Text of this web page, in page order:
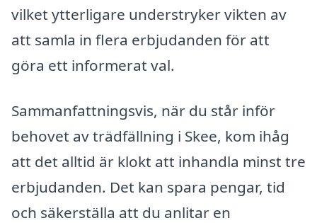
vilket ytterligare understryker vikten av
att samla in flera erbjudanden för att
göra ett informerat val.
Sammanfattningsvis, när du står inför
behovet av trädfällning i Skee, kom ihåg
att det alltid är klokt att inhandla minst tre
erbjudanden. Det kan spara pengar, tid
och säkerställa att du anlitar en